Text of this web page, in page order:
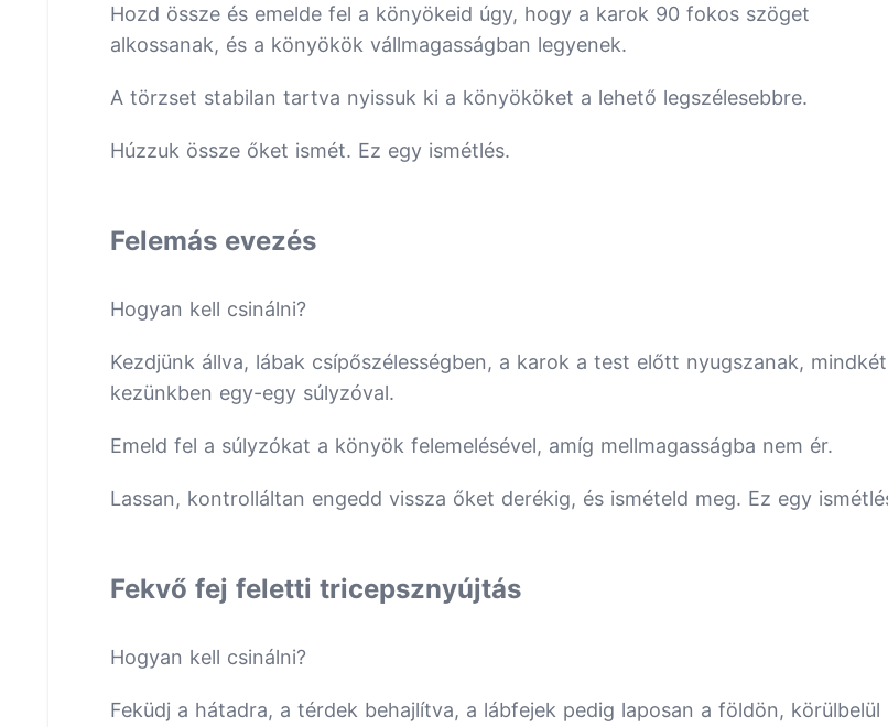
Hozd össze és emelde fel a könyökeid úgy, hogy a karok 90 fokos szöget
alkossanak, és a könyökök vállmagasságban legyenek.
A törzset stabilan tartva nyissuk ki a könyököket a lehető legszélesebbre.
Húzzuk össze őket ismét. Ez egy ismétlés.
Felemás evezés
Hogyan kell csinálni?
Kezdjünk állva, lábak csípőszélességben, a karok a test előtt nyugszanak, mindkét
kezünkben egy-egy súlyzóval.
Emeld fel a súlyzókat a könyök felemelésével, amíg mellmagasságba nem ér.
Lassan, kontrolláltan engedd vissza őket derékig, és ismételd meg. Ez egy
Fekvő fej feletti tricepsznyújtás
Hogyan kell csinálni?
Feküdj a hátadra, a térdek behajlítva, a lábfejek pedig laposan a földön, körülbelül